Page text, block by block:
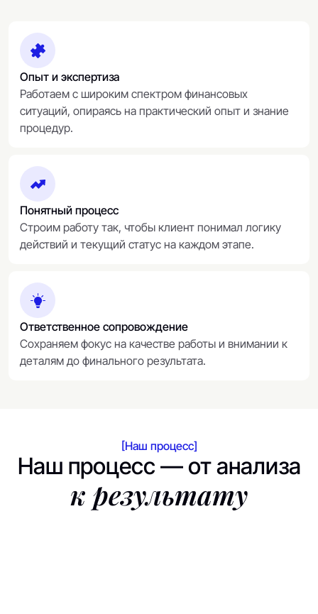
Опыт и экспертиза
Работаем с широким спектром финансовых
ситуаций, опираясь на практический опыт и знание
процедур.
Понятный процесс
Строим работу так, чтобы клиент понимал логику
действий и текущий статус на каждом этапе.
Ответственное сопровождение
Сохраняем фокус на качестве работы и внимании к
деталям до финального результата.
[Наш процесс]
Наш процесс — от анализа
к результату